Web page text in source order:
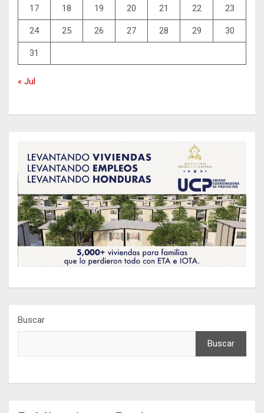
17 18 19 20 21 22 23
24 25 26 27 28 29 30
31
« Jul
Buscar
Buscar